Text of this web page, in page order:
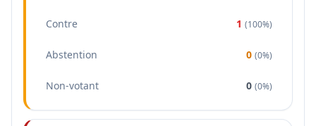
Contre 1 (100%)
Abstention 0 (0%)
Non-votant 0 (0%)